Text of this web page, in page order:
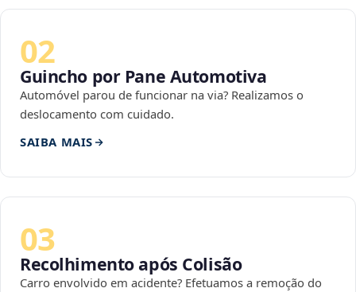
02
Guincho por Pane Automotiva
Automóvel parou de funcionar na via? Realizamos o
deslocamento com cuidado.
SAIBA MAIS
03
Recolhimento após Colisão
Carro envolvido em acidente? Efetuamos a remoção do